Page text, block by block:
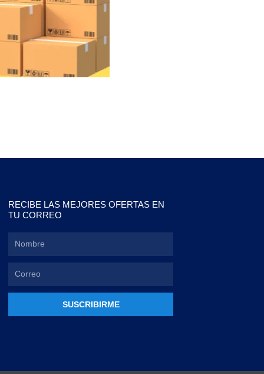
RECIBE LAS MEJORES OFERTAS EN
TU CORREO
SUSCRIBIRME